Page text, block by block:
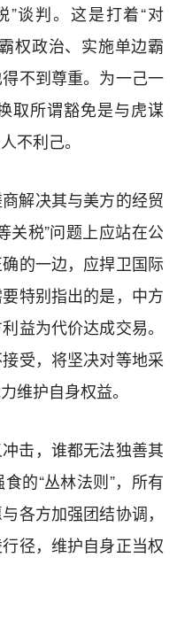
”谈判。这是打着“对
权政治、实施单边霸
不到尊重。为一己一
取所谓豁免是与虎谋
不利己。
解决其与美方的经贸
关税”问题上应站在公
的一边，应捍卫国际
特别指出的是，中方
益为代价达成交易。
受，将坚决对等地采
维护自身权益。
击，谁都无法独善其
的“丛林法则”，所有
各方加强团结协调，
径，维护自身正当权